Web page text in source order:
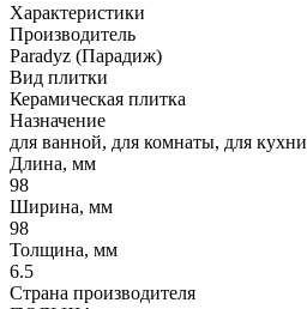
Характеристики
Производитель
Paradyz (Парадиж)
Вид плитки
Керамическая плитка
Назначение
для ванной, для комнаты, для кухни
Длина, мм
98
Ширина, мм
98
Толщина, мм
6.5
Страна производителя